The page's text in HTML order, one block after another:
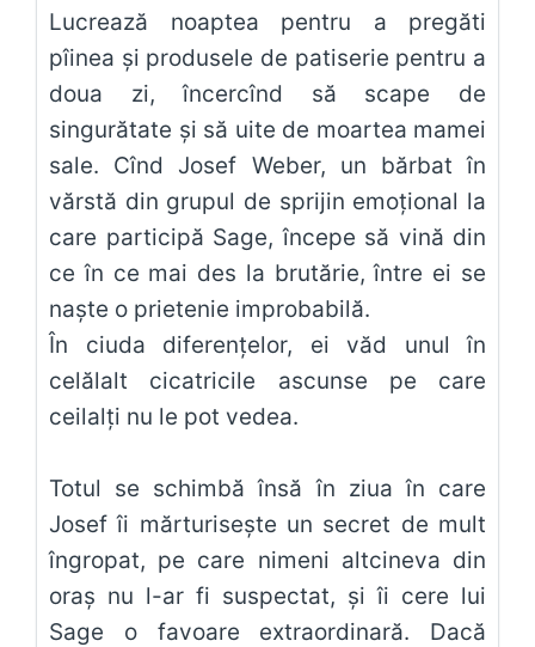
Lucrează noaptea pentru a pregăti
pîinea și produsele de patiserie pentru a
doua zi, încercînd să scape de
singurătate și să uite de moartea mamei
sale. Cînd Josef Weber, un bărbat în
vărstă din grupul de sprijin emoțional la
care participă Sage, începe să vină din
ce în ce mai des la brutărie, între ei se
naște o prietenie improbabilă.
În ciuda diferențelor, ei văd unul în
celălalt cicatricile ascunse pe care
ceilalți nu le pot vedea.
Totul se schimbă însă în ziua în care
Josef îi mărturisește un secret de mult
îngropat, pe care nimeni altcineva din
oraș nu l-ar fi suspectat, și îi cere lui
Sage o favoare extraordinară. Dacă